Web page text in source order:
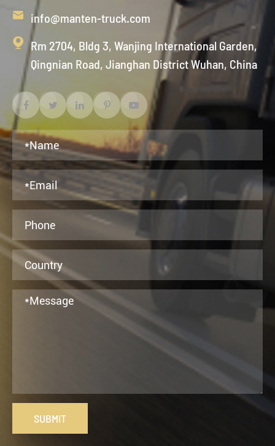
 info@manten-truck.com

Rm 2704, Bldg 3, Wanjing International Garden,
Qingnian Road, Jianghan District Wuhan, China
SUBMIT